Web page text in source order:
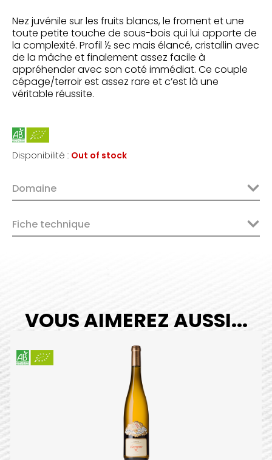
Nez juvénile sur les fruits blancs, le froment et une
toute petite touche de sous-bois qui lui apporte de
la complexité. Profil ½ sec mais élancé, cristallin avec
de la mâche et finalement assez facile à
appréhender avec son coté immédiat. Ce couple
cépage/terroir est assez rare et c’est là une
véritable réussite.
Disponibilité : Out of stock
Domaine
Fiche technique
VOUS AIMEREZ AUSSI...